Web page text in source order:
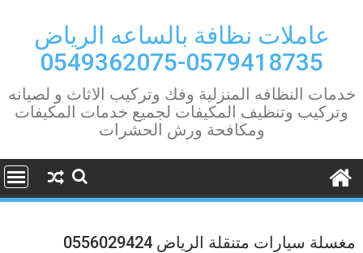
contentعاملات نظافة بالساعه الرياض
0579418735-0549362075
خدمات النظافه المنزلية وفك وتركيب الاثاث و لصيانه
وتركيب وتنظيف المكيفات لجميع خدمات المكيفات
ومكافحة ورش الحشرات
مغسلة سيارات متنقلة الرياض 0556029424